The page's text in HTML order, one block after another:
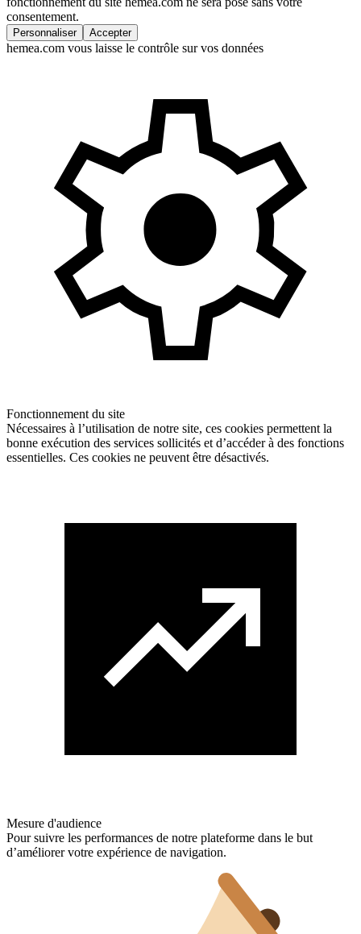
consentement.
Personnaliser Accepter
hemea.com vous laisse le contrôle sur vos données
Fonctionnement du site
Nécessaires à l’utilisation de notre site, ces cookies permettent la
bonne exécution des services sollicités et d’accéder à des fonctions
essentielles. Ces cookies ne peuvent être désactivés.
Mesure d'audience
Pour suivre les performances de notre plateforme dans le but
d’améliorer votre expérience de navigation.